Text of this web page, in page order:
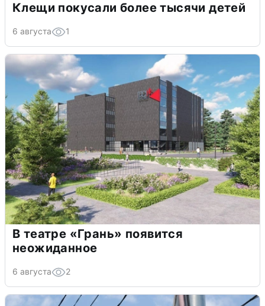
Клещи покусали более тысячи детей
6 августа 1
В театре «Грань» появится
неожиданное
6 августа 2